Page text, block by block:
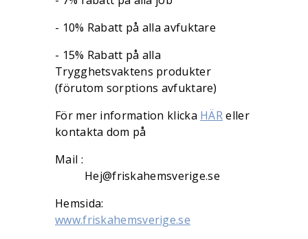
- 10% Rabatt på alla avfuktare
- 15% Rabatt på alla
Trygghetsvaktens produkter
(förutom sorptions avfuktare)
För mer information klicka HÄReller
kontakta dom på
Mail :
Hej@friskahemsverige.se
Hemsida:
www.friskahemsverige.se